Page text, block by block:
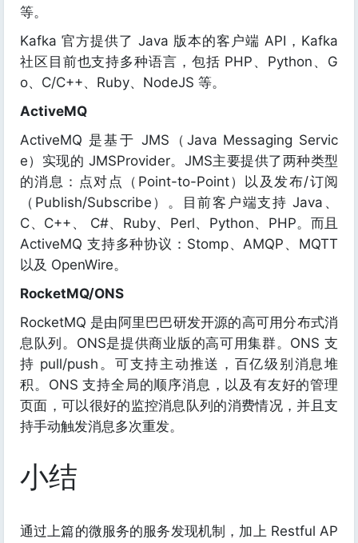
等。
Kafka 官方提供了 Java 版本的客户端 API，Kafka
社区目前也支持多种语言，包括 PHP、Python、G
o、C/C++、Ruby、NodeJS 等。
ActiveMQ
ActiveMQ 是基于 JMS（Java Messaging Servic
e）实现的 JMSProvider。JMS主要提供了两种类型
的消息：点对点（Point-to-Point）以及发布/订阅
（Publish/Subscribe）。目前客户端支持 Java、
C、C++、 C#、Ruby、Perl、Python、PHP。而且
ActiveMQ 支持多种协议：Stomp、AMQP、MQTT
以及 OpenWire。
RocketMQ/ONS
RocketMQ 是由阿里巴巴研发开源的高可用分布式消
息队列。ONS是提供商业版的高可用集群。ONS 支
持 pull/push。可支持主动推送，百亿级别消息堆
积。ONS 支持全局的顺序消息，以及有友好的管理
页面，可以很好的监控消息队列的消费情况，并且支
持手动触发消息多次重发。
小结
通过上篇的微服务的服务发现机制，加上 Restful AP